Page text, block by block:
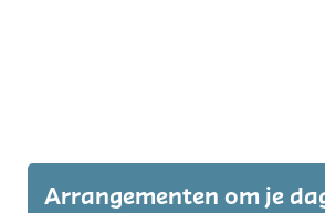
Arrangementen om je